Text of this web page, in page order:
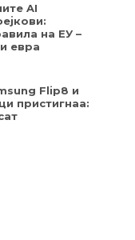
AI
на ЕУ –
евра
Flip8 и
пристигнаа: